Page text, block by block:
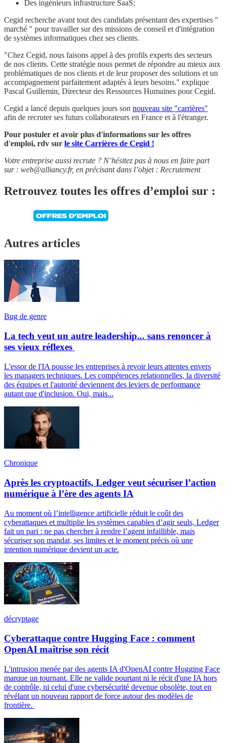
Des ingénieurs infrastructure SaaS;
Cegid recherche avant tout des candidats présentant des expertises "
marché " pour travailler sur des missions de conseil et d'intégration
de systèmes informatiques chez ses clients.
"Chez Cegid, nous faisons appel à des profils experts des secteurs
de nos clients. Cette stratégie nous permet de répondre au mieux aux
problématiques de nos clients et de leur proposer des solutions et un
accompagnement parfaitement adaptés à leurs besoins." explique
Pascal Guillemin, Directeur des Ressources Humaines pour Cegid.
Cegid a lancé depuis quelques jours son nouveau site "carrières"
afin de recruter ses futurs collaborateurs en France et à l'étranger.
Pour postuler et avoir plus d'informations sur les offres
d'emploi, rdv sur le site Carrières de Cegid !
Votre entreprise aussi recrute ? N’hésitez pas à nous en faire part
sur : web@alliancy.fr, en précisant dans l’objet : Recrutement
Retrouvez toutes les offres d’emploi sur :
Autres articles
Bug de genre
La tech veut un autre leadership... sans renoncer à
ses vieux réflexes
L'essor de l'IA pousse les entreprises à revoir leurs attentes envers
les managers techniques. Les compétences relationnelles, la diversité
des équipes et l'autorité deviennent des leviers de performance
autant que d'inclusion. Oui, mais...
Chronique
Après les cryptoactifs, Ledger veut sécuriser l’action
numérique à l’ère des agents IA
Au moment où l’intelligence artificielle réduit le coût des
cyberattaques et multiplie les systèmes capables d’agir seuls, Ledger
fait un pari : ne pas chercher à rendre l’agent infaillible, mais
sécuriser son mandat, ses limites et le moment précis où une
intention numérique devient un acte.
décryptage
Cyberattaque contre Hugging Face : comment
OpenAI maîtrise son récit
L'intrusion menée par des agents IA d'OpenAI contre Hugging Face
marque un tournant. Elle ne valide pourtant ni le récit d'une IA hors
de contrôle, ni celui d'une cybersécurité devenue obsolète, tout en
révélant un nouveau rapport de force autour des modèles de
frontière.